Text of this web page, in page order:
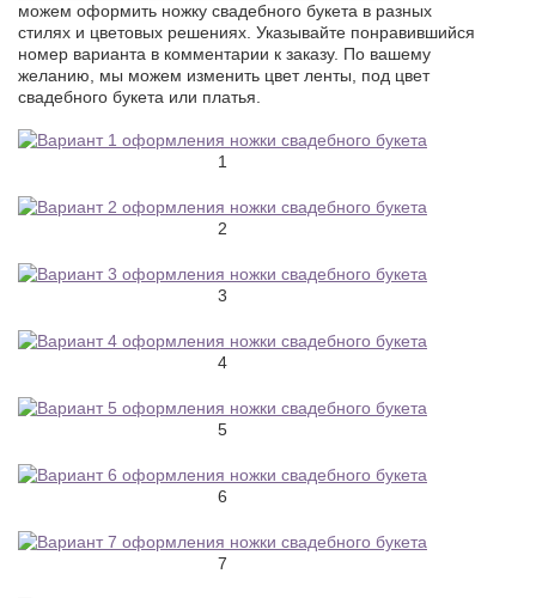
можем оформить ножку свадебного букета в разных
стилях и цветовых решениях. Указывайте понравившийся
номер варианта в комментарии к заказу. По вашему
желанию, мы можем изменить цвет ленты, под цвет
свадебного букета или платья.
1
2
3
4
5
6
7